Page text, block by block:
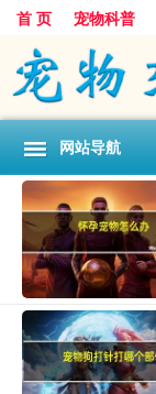
首 页 宠物科普
网站导航